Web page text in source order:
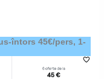
întors 45€/pers, 1-